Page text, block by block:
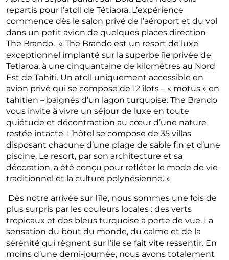
repartis pour l’atoll de Tétiaora. L’expérience
commence dès le salon privé de l’aéroport et du vol
dans un petit avion de quelques places direction
The Brando. « The Brando est un resort de luxe
exceptionnel implanté sur la superbe île privée de
Tetiaroa, à une cinquantaine de kilomètres au Nord
Est de Tahiti. Un atoll uniquement accessible en
avion privé qui se compose de 12 îlots – « motus » en
tahitien – baignés d’un lagon turquoise. The Brando
vous invite à vivre un séjour de luxe en toute
quiétude et décontraction au cœur d’une nature
restée intacte. L’hôtel se compose de 35 villas
disposant chacune d’une plage de sable fin et d’une
piscine. Le resort, par son architecture et sa
décoration, a été conçu pour refléter le mode de vie
traditionnel et la culture polynésienne. »
Dès notre arrivée sur l’île, nous sommes une fois de
plus surpris par les couleurs locales : des verts
tropicaux et des bleus turquoise à perte de vue. La
sensation du bout du monde, du calme et de la
sérénité qui règnent sur l’ile se fait vite ressentir. En
moins d’une demi-journée, nous avons totalement